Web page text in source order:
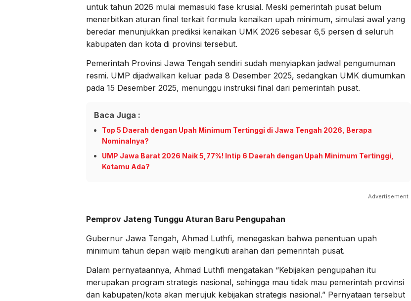
untuk tahun 2026 mulai memasuki fase krusial. Meski pemerintah pusat belum
menerbitkan aturan final terkait formula kenaikan upah minimum, simulasi awal yang
beredar menunjukkan prediksi kenaikan UMK 2026 sebesar 6,5 persen di seluruh
kabupaten dan kota di provinsi tersebut.
Pemerintah Provinsi Jawa Tengah sendiri sudah menyiapkan jadwal pengumuman
resmi. UMP dijadwalkan keluar pada 8 Desember 2025, sedangkan UMK diumumkan
pada 15 Desember 2025, menunggu instruksi final dari pemerintah pusat.
Baca Juga :
Top 5 Daerah dengan Upah Minimum Tertinggi di Jawa Tengah 2026, Berapa
Nominalnya?
UMP Jawa Barat 2026 Naik 5,77%! Intip 6 Daerah dengan Upah Minimum Tertinggi,
Kotamu Ada?
Advertisement
Pemprov Jateng Tunggu Aturan Baru Pengupahan
Gubernur Jawa Tengah, Ahmad Luthfi, menegaskan bahwa penentuan upah
minimum tahun depan wajib mengikuti arahan dari pemerintah pusat.
Dalam pernyataannya, Ahmad Luthfi mengatakan “Kebijakan pengupahan itu
merupakan program strategis nasional, sehingga mau tidak mau pemerintah provinsi
dan kabupaten/kota akan merujuk kebijakan strategis nasional.” Pernyataan tersebut